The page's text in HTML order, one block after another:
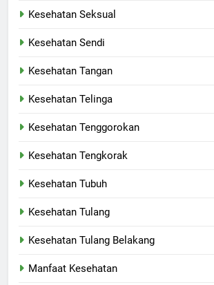
Kesehatan Seksual
Kesehatan Sendi
Kesehatan Tangan
Kesehatan Telinga
Kesehatan Tenggorokan
Kesehatan Tengkorak
Kesehatan Tubuh
Kesehatan Tulang
Kesehatan Tulang Belakang
Manfaat Kesehatan